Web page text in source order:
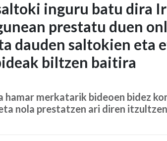
inguru batu dira
prestatu duen
dauden saltokien eta
biltzen baitira
hamar merkatarik bideoen bidez
nola prestatzen ari diren